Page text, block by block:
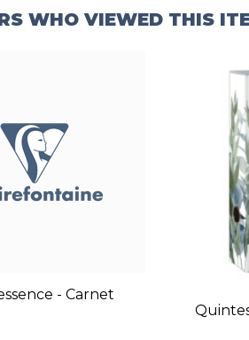
WHO VIEWED THIS
- Carnet